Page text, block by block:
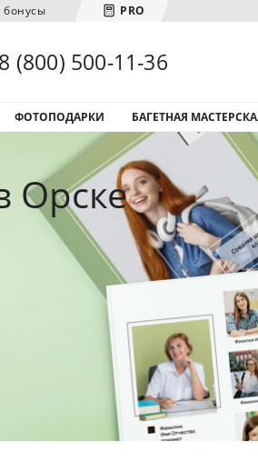
PRO
городов...
8 (800) 500-11-36
ФОТОПОДАРКИ БАГЕТНАЯ
Орске